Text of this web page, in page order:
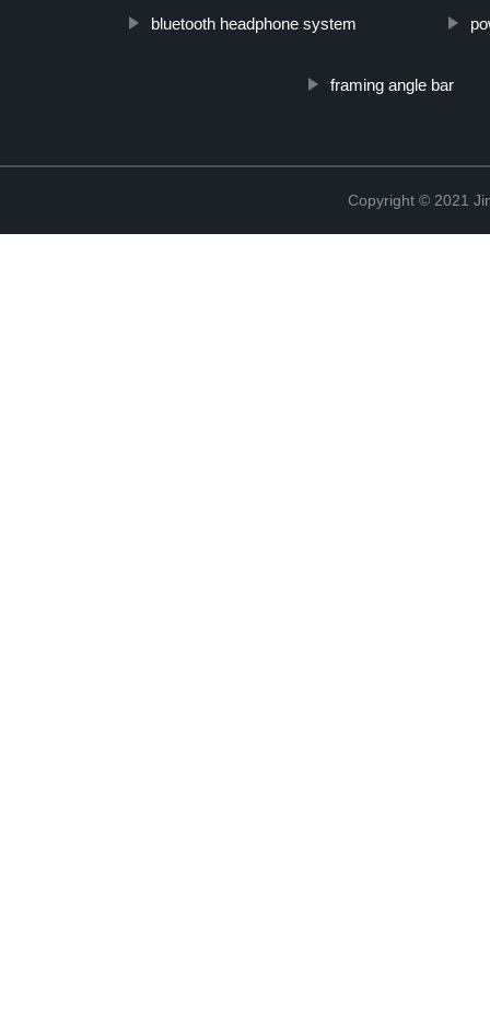
bluetooth headphone system
framing angle bar
Copyright © 2021